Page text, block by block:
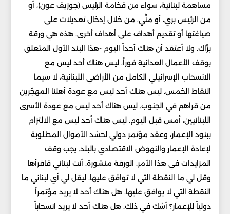
مساهمة لبنانية، سواء من فخامة الرئيس (جوزيف عون)، أو
من الرئيس بري، أو منِّي، من خلال إدخال تعديلات على
صياغتها أو تقديم أهداف على أهداف أخرى. هذه هي ورقة
برَّاك. ولا أعتقد أن هناك أحداً اليوم -هذا البند الأول المتعلق
بوقف الأعمال العدائية فوراً، ليس هناك أحد ليس مع
الانسحاب الإسرائيلي الكامل من الأراضي اللبنانية، لا سيما
النقاط الخمس. ليس هناك أحد ليس مع عودة أهلنا المهجَّرين
من قراهم في الجنوب. ليس هناك أحد ليس مع عودة الأسرى
اللبنانيين، أمس قبل اليوم. ليس هناك أحد ليس مع الالتزام
ببنود الإعمار، وعقد مؤتمر دولي لحشد الأموال المطلوبة
لإعادة الإعمار والنهوض الاقتصادي بالبلد. يجب وقف
المزايدات في هذا الأمر. الورقة منشورة. أنت لبناني فاقرأها
وقل لي ما النقطة التي لا توافق عليها. ليقل لي أي لبناني ما
النقطة التي لا يوافق عليها. هل هناك أحد لا يريد مؤتمراً
دولياً للإعمار؟ أشك في ذلك. هل هناك أحد لا يريد انسحاباً